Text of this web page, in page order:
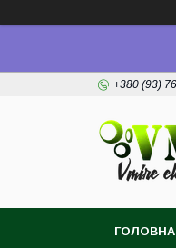
+380 (93)
ГОЛОВНА